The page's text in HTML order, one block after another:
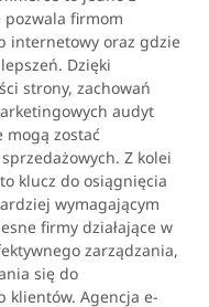
pozwala firmom
internetowy oraz gdzie
Dzięki
strony, zachowań
audyt
zostać
Z kolei
klucz do osiągnięcia
wymagającym
firmy działające w
zarządzania,
się do
klientów. Agencja e-